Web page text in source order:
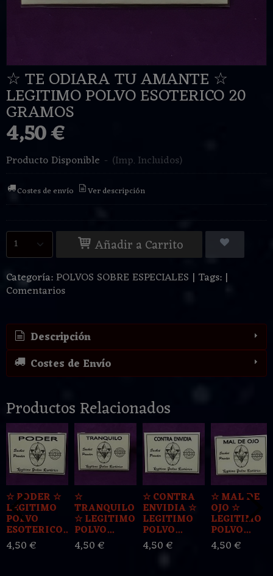
☆ TE ODIARA TU AMANTE ☆
LEGITIMO POLVO ESOTERICO 20
GRAMOS
4,50 €
Producto Disponible - (Imp. Incluidos)
Costes de envío Ver descripción
Añadir a Carrito
Categoría:POLVOS SOBRE ESPECIALES | Tags: |
Comentarios
Descripción
Costes de Envío
Productos Relacionados
☆ PODER ☆
LEGITIMO
POLVO
ESOTERICO...
4,50 €
☆
TRANQUILO
☆ LEGITIMO
POLVO...
4,50 €
☆ CONTRA
ENVIDIA ☆
LEGITIMO
POLVO...
4,50 €
☆ MAL DE
OJO ☆
LEGITIMO
POLVO...
4,50 €